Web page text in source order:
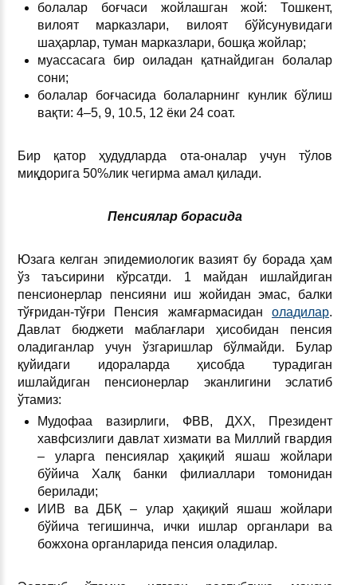
болалар боғчаси жойлашган жой: Тошкент,
вилоят марказлари, вилоят бўйсунувидаги
шаҳарлар, туман марказлари, бошқа жойлар;
муассасага бир оиладан қатнайдиган болалар
сони;
болалар боғчасида болаларнинг кунлик бўлиш
вақти: 4–5, 9, 10.5, 12 ёки 24 соат.
Бир қатор ҳудудларда ота-оналар учун тўлов
миқдорига 50%лик чегирма амал қилади.
Пенсиялар борасида
Юзага келган эпидемиологик вазият бу борада ҳам
ўз таъсирини кўрсатди. 1 майдан ишлайдиган
пенсионерлар пенсияни иш жойидан эмас, балки
тўғридан-тўғри Пенсия жамғармасиданоладилар.
Давлат бюджети маблағлари ҳисобидан пенсия
оладиганлар учун ўзгаришлар бўлмайди. Булар
қуйидаги идораларда ҳисобда турадиган
ишлайдиган пенсионерлар эканлигини эслатиб
ўтамиз:
Мудофаа вазирлиги, ФВВ, ДХХ, Президент
хавфсизлиги давлат хизмати ва Миллий гвардия
– уларга пенсиялар ҳақиқий яшаш жойлари
бўйича Халқ банки филиаллари томонидан
берилади;
ИИВ ва ДБҚ – улар ҳақиқий яшаш жойлари
бўйича тегишинча, ички ишлар органлари ва
божхона органларида пенсия оладилар.